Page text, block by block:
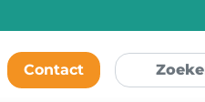
Contact